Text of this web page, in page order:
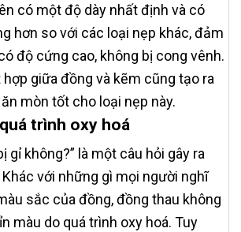
có một độ dày nhất định và có
hơn so với các loại nẹp khác, đảm
độ cứng cao, không bị cong vênh.
hợp giữa đồng và kẽm cũng tạo ra
mòn tốt cho loại nẹp này.
trình oxy hoá
gỉ không?” là một câu hỏi gây ra
với những gì mọi người nghĩ
sắc của đồng, đồng thau không
màu do quá trình oxy hoá. Tuy